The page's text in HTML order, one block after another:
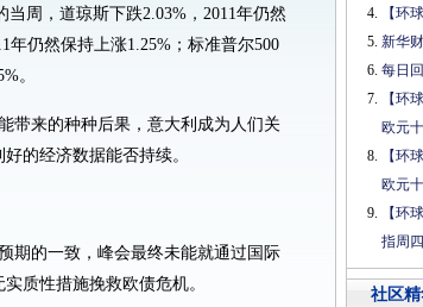
周，道琼斯下跌2.03%，2011年仍然
年仍然保持上涨1.25%；标准普尔500
。
带来的种种后果，意大利成为人们关
的经济数据能否持续。
期的一致，峰会最终未能就通过国际
质性措施挽救欧债危机。
【环
新华
每日
【环
欧元
【环
欧元
【环
指周
社区